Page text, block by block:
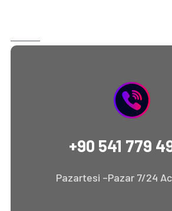
+90 541 779
Pazartesi –Pazar 7/24